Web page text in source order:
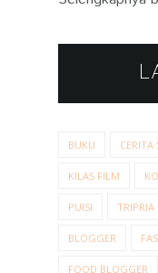
BUKU CERITA
KILAS FILM
PUISI TRIPRIA
BLOGGER
FOOD BLOGGER